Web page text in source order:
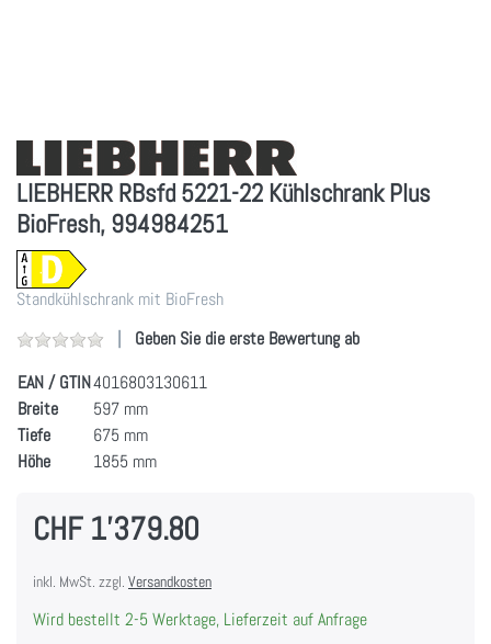
LIEBHERR RBsfd 5221-22 Kühlschrank Plus
BioFresh, 994984251
Standkühlschrank mit BioFresh
Geben Sie die erste Bewertung ab
EAN / GTIN4016803130611
Breite
597 mm
Tiefe
675 mm
Höhe
1855 mm
CHF 1'379.80
inkl. MwSt. zzgl. Versandkosten
Wird bestellt 2-5 Werktage, Lieferzeit auf Anfrage